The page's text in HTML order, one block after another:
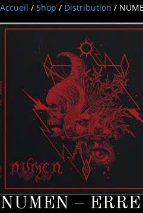
Accueil / Shop / Distribution /
NUMEN –